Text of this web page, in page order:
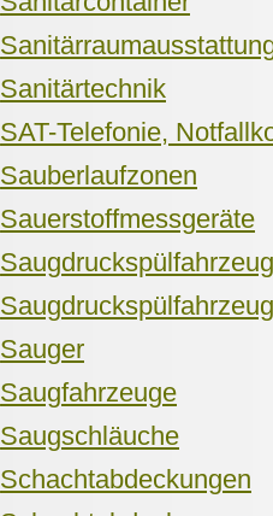
Sanitärtechnik
SAT-Telefonie,
Sauberlaufzonen
Sauerstoffmessgeräte
Sauger
Saugfahrzeuge
Saugschläuche
Schachtabdeckungen